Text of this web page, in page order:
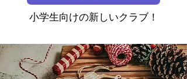
小学生向けの新しいクラブ！